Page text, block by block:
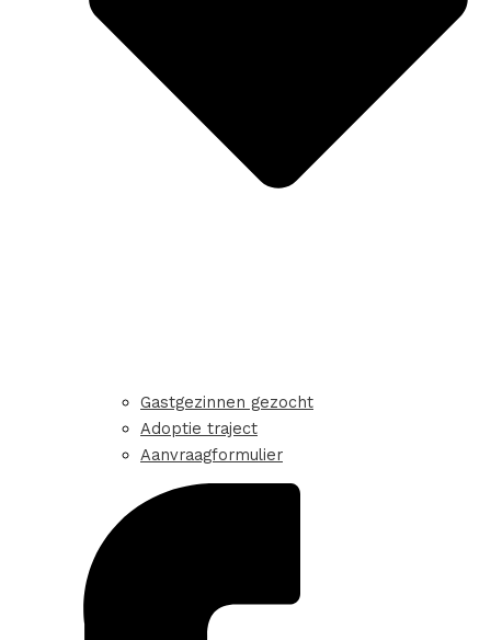
Gastgezinnen gezocht
Adoptie traject
Aanvraagformulier